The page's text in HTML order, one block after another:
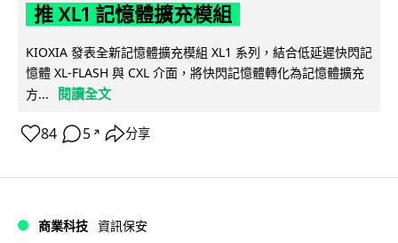
推 XL1 記憶體擴充模組
KIOXIA 發表全新記憶體擴充模組 XL1 系列，結合低延遲快閃記
憶體 XL-FLASH 與 CXL 介面，將快閃記憶體轉化為記憶體擴充
方...
閱讀全文
84 5 ↗ 分享
商業科技 資訊保安